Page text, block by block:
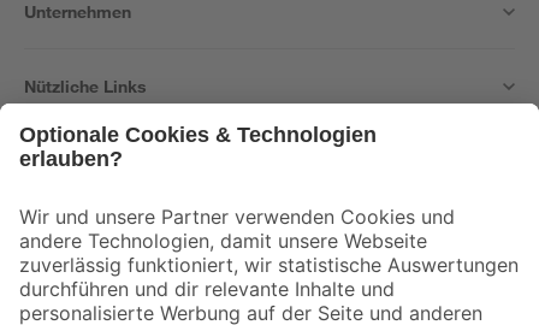
Unternehmen
Nützliche Links
Der toom Newsletter: Keine Angebote und Aktionen mehr verpassen!
Zur Newsletter Anmeldung